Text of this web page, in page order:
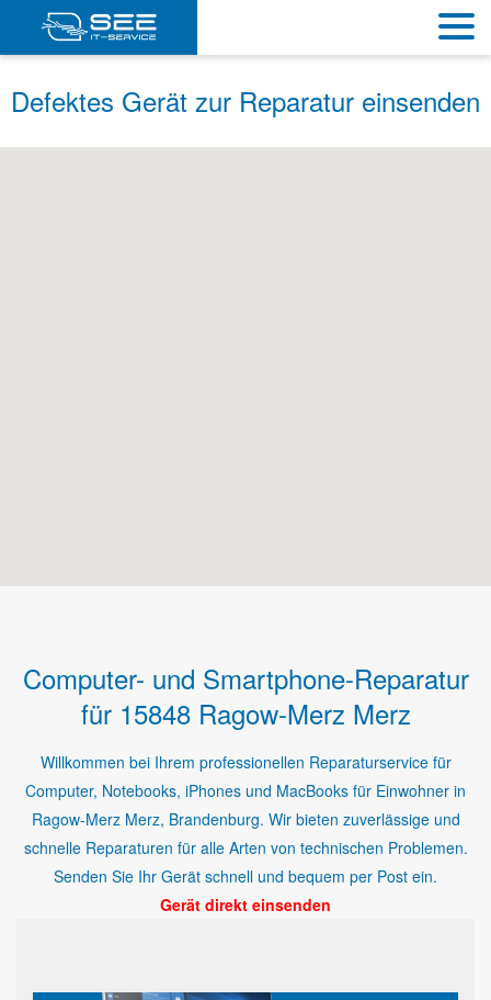
Defektes Gerät zur Reparatur einsenden
Computer- und Smartphone-Reparatur
für 15848 Ragow-Merz Merz
Willkommen bei Ihrem professionellen Reparaturservice für
Computer, Notebooks, iPhones und MacBooks für Einwohner in
Ragow-Merz Merz, Brandenburg. Wir bieten zuverlässige und
schnelle Reparaturen für alle Arten von technischen Problemen.
Senden Sie Ihr Gerät schnell und bequem per Post ein.
Gerät direkt einsenden